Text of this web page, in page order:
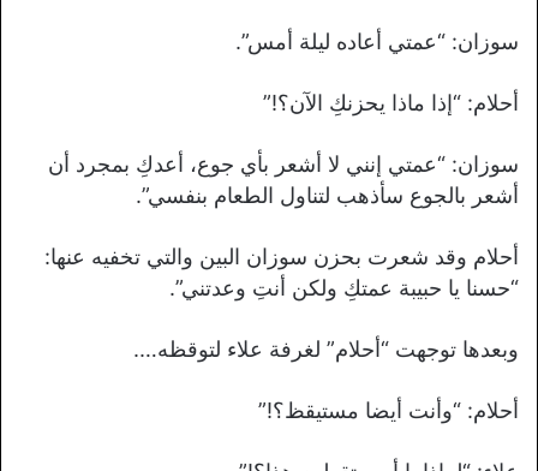
سوزان: “عمتي أعاده ليلة أمس”.
أحلام: “إذا ماذا يحزنكِ الآن؟!”
سوزان: “عمتي إنني لا أشعر بأي جوع، أعدكِ بمجرد أن
أشعر بالجوع سأذهب لتناول الطعام بنفسي”.
أحلام وقد شعرت بحزن سوزان البين والتي تخفيه عنها:
“حسنا يا حبيبة عمتكِ ولكن أنتِ وعدتني”.
وبعدها توجهت “أحلام” لغرفة علاء لتوقظه….
أحلام: “وأنت أيضا مستيقظ؟!”